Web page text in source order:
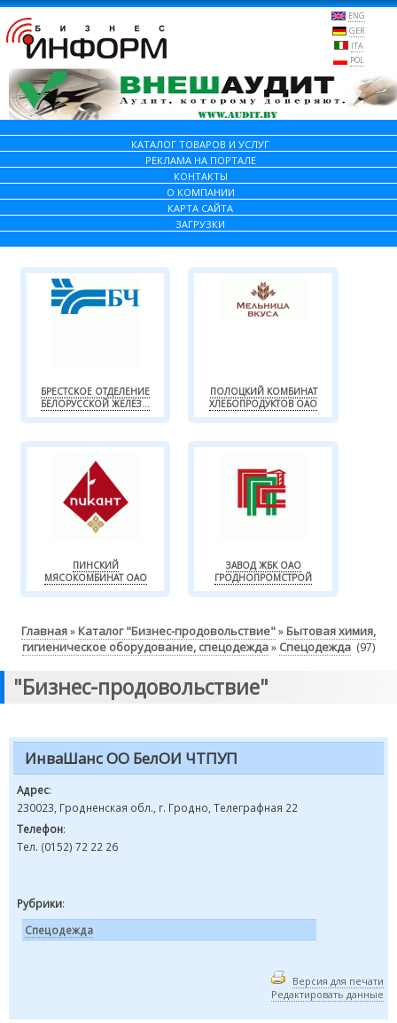
ENG
GER
ITA
POL
КАТАЛОГ ТОВАРОВ И УСЛУГ
РЕКЛАМА НА ПОРТАЛЕ
КОНТАКТЫ
О КОМПАНИИ
КАРТА САЙТА
ЗАГРУЗКИ
БРЕСТСКОЕ ОТДЕЛЕНИЕ
БЕЛОРУССКОЙ ЖЕЛЕЗ...
ПОЛОЦКИЙ КОМБИНАТ
ХЛЕБОПРОДУКТОВ ОАО
ПИНСКИЙ
МЯСОКОМБИНАТ ОАО
ЗАВОД ЖБК ОАО
ГРОДНОПРОМСТРОЙ
Главная» Каталог "Бизнес-продовольствие"» Бытовая химия,
гигиеническое оборудование, спецодежда» Спецодежда(97)
"Бизнес-продовольствие"
ИнваШанс ОО БелОИ ЧТПУП
Адрес:
230023, Гродненская обл., г. Гродно, Телеграфная 22
Телефон:
Тел. (0152) 72 22 26
Рубрики:
Спецодежда
Версия для печати
Редактировать данные